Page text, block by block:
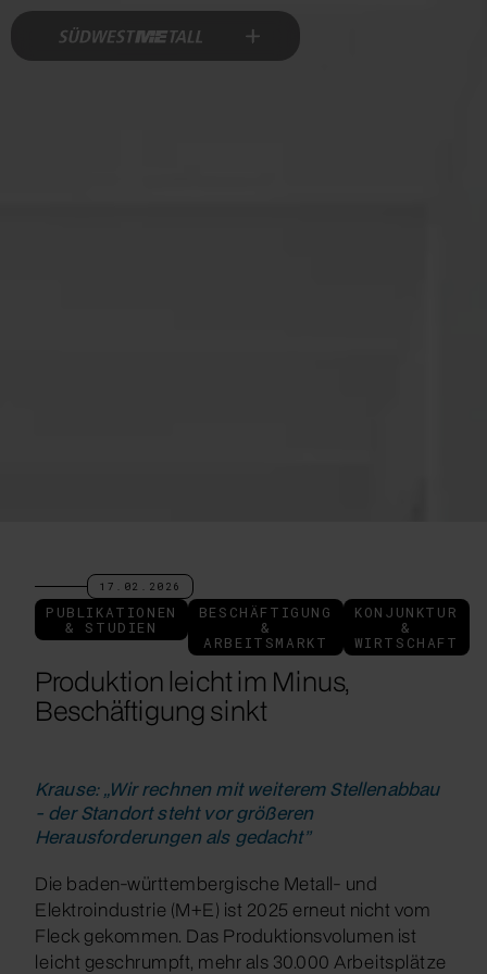
17.02.2026
PUBLIKATIONEN
& STUDIEN
BESCHÄFTIGUNG
&
ARBEITSMARKT
KONJUNKTUR
&
WIRTSCHAFT
Produktion leicht im Minus,
Beschäftigung sinkt
Krause: „Wir rechnen mit weiterem Stellenabbau
- der Standort steht vor größeren
Herausforderungen als gedacht”
Die baden-württembergische Metall- und
Elektroindustrie (M+E) ist 2025 erneut nicht vom
Fleck gekommen. Das Produktionsvolumen ist
leicht geschrumpft, mehr als 30.000 Arbeitsplätze